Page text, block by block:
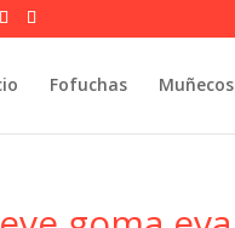
Fofuchas Muñecos